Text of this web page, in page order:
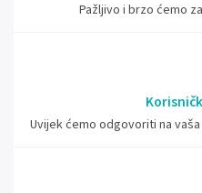
Pažljivo i brzo ćemo
Uvijek ćemo odgovoriti na